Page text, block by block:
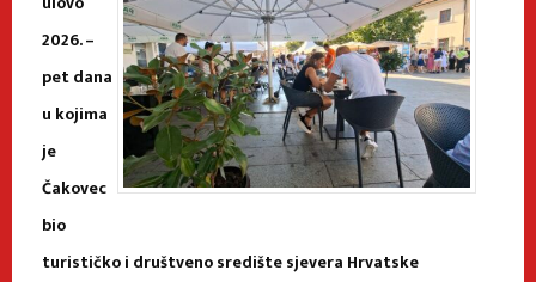
2026. –
pet dana
u kojima
je
Čakovec
bio
turističko i društveno središte sjevera Hrvatske